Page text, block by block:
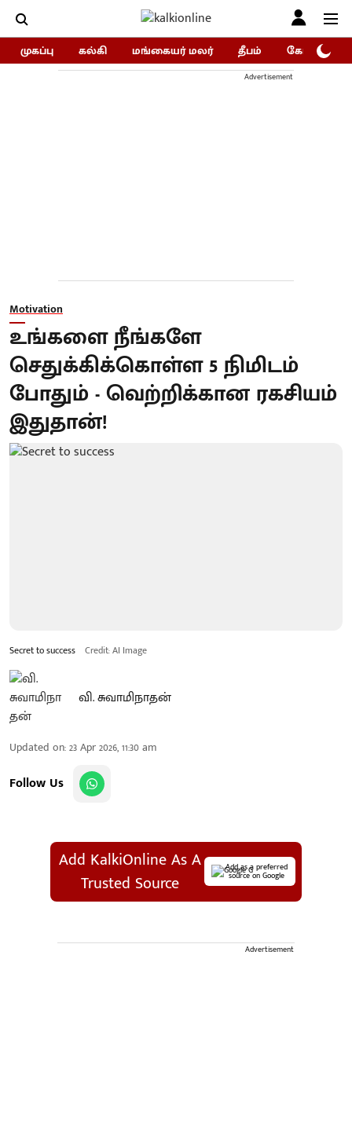
முகப்பு கல்கி மங்கையர் மலர் தீபம் கோகுலம்/
Advertisement
Motivation
உங்களை நீங்களே
செதுக்கிக்கொள்ள 5 நிமிடம்
போதும் - வெற்றிக்கான ரகசியம்
இதுதான்!
Secret to success Credit: AI Image
வி. சுவாமிநாதன்
Updated on:23 Apr 2026, 11:30 am
Follow Us
Add KalkiOnline As A
Trusted Source
Add as a preferred
source on Google
Advertisement